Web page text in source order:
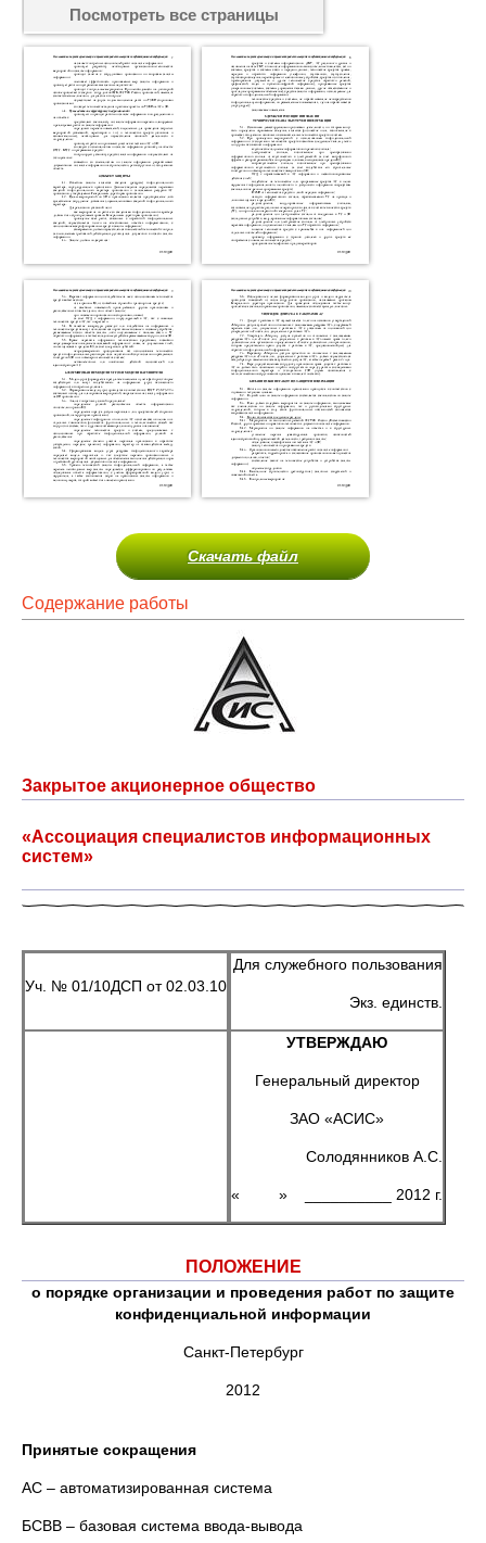
Посмотреть все страницы
Скачать файл
Содержание работы
Закрытое акционерное общество
«Ассоциация специалистов информационных
систем»
Уч. № 01/10ДСП от 02.03.10
Для служебного пользования
Экз. единств.
УТВЕРЖДАЮ
Генеральный директор
ЗАО «АСИС»
Солодянников А.С.
« » __________ 2012 г.
ПОЛОЖЕНИЕ
о порядке организации и проведения работ по защите
конфиденциальной информации
Санкт-Петербург
2012
Принятые сокращения
АС – автоматизированная система
БСВВ – базовая система ввода-вывода